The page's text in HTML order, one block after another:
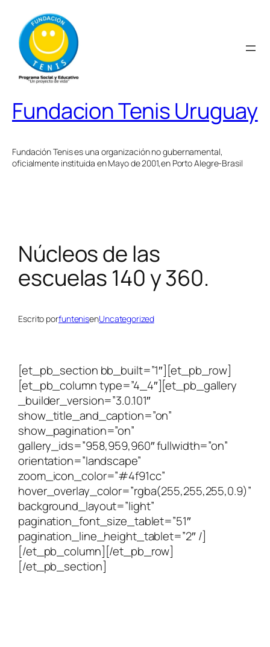
contenido
Fundacion Tenis Uruguay
Fundación Tenis es una organización no gubernamental,
oficialmente instituida en Mayo de 2001,en Porto Alegre-Brasil
Núcleos de las
escuelas 140 y 360.
Escrito porfuntenisenUncategorized
[et_pb_section bb_built=”1″][et_pb_row]
[et_pb_column type=”4_4″][et_pb_gallery
_builder_version=”3.0.101″
show_title_and_caption=”on”
show_pagination=”on”
gallery_ids=”958,959,960″ fullwidth=”on”
orientation=”landscape”
zoom_icon_color=”#4f91cc”
hover_overlay_color=”rgba(255,255,255,0.9)”
background_layout=”light”
pagination_font_size_tablet=”51″
pagination_line_height_tablet=”2″ /]
[/et_pb_column][/et_pb_row]
[/et_pb_section]